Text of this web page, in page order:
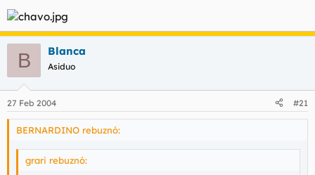
B Blanca
Asiduo
27 Feb 2004 #21
BERNARDINO rebuznó:
grari rebuznó: